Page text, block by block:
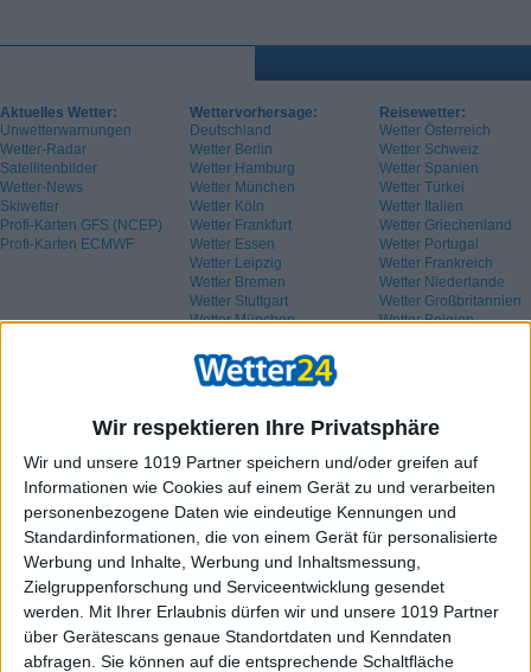
Wir respektieren Ihre Privatsphäre
Wir und unsere 1019 Partner speichern und/oder greifen auf
Informationen wie Cookies auf einem Gerät zu und verarbeiten
personenbezogene Daten wie eindeutige Kennungen und
Standardinformationen, die von einem Gerät für personalisierte
Werbung und Inhalte, Werbung und Inhaltsmessung,
Zielgruppenforschung und Serviceentwicklung gesendet
werden.
Mit Ihrer Erlaubnis dürfen wir und unsere 1019 Partner
über Gerätescans genaue Standortdaten und Kenndaten
abfragen. Sie können auf die entsprechende Schaltfläche
Aktuelles Wetter:
Unwetterwarnungen
Wetter-Radar
Satellitenbilder
Wetter-News
Skiwetter
Profi-Karten GFS (NCEP)
Profi-Karten ECMWF
Wettervorhersage:
Deutschland
Wetter Berlin
Wetter Hamburg
Wetter München
Wetter Köln
Wetter Frankfurt
Wetter Essen
Wetter Leipzig
Wetter Bremen
Wetter Stuttgart
Wetter München
Reisewetter:
Wetter Österreich
Wetter Schweiz
Wetter Spanien
Wetter Türkei
Wetter Italien
Wetter Griechenland
Wetter Portugal
Wetter Frankreich
Wetter Niederlande
Wetter Großbritannien
Wetter Belgien